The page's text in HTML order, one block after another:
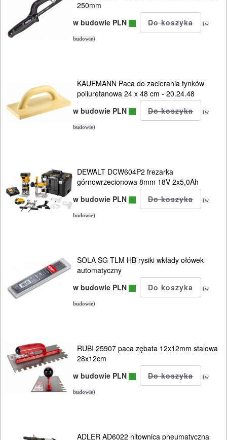
lakierowanie
pompowanie
przedmuchiwanie
piaskowanie
i
mycie
zestawy
Instalacje
SPAWALNICTWO
URZĄDZENIA
I
OSPRZĘT
AGREGATY
ODZIEŻ
250mm
w budowie PLN
(w
budowie)
KAUFMANN Paca do zacierania tynków
poliuretanowa 24 x 48 cm - 20.24.48
w budowie PLN
(w
budowie)
DEWALT DCW604P2 frezarka
górnowrzecionowa 8mm 18V 2x5,0Ah
w budowie PLN
(w
budowie)
SOLA SG TLM HB rysiki wkłady ołówek
automatyczny
w budowie PLN
(w
budowie)
RUBI 25907 paca zębata 12x12mm stalowa
28x12cm
w budowie PLN
(w
budowie)
ADLER AD6022 nitownica pneumatyczna